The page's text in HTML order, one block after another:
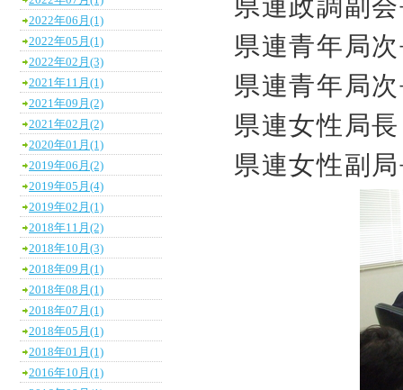
県連政調副
県連青年局
県連青年局
県連女性局長
県連女性副
2022年06月(1)
2022年05月(1)
2022年02月(3)
2021年11月(1)
2021年09月(2)
2021年02月(2)
2020年01月(1)
2019年06月(2)
2019年05月(4)
2019年02月(1)
2018年11月(2)
2018年10月(3)
2018年09月(1)
2018年08月(1)
2018年07月(1)
2018年05月(1)
2018年01月(1)
2016年10月(1)